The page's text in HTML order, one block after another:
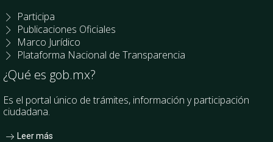
Participa
Publicaciones Oficiales
Marco Jurídico
Plataforma Nacional de Transparencia
¿Qué es gob.mx?
Es el portal único de trámites, información y participación
ciudadana.
Leer más